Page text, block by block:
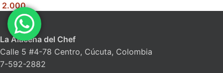
2.000
La Alacena del Chef
Calle 5 #4-78 Centro, Cúcuta, Colombia
7-592-2882